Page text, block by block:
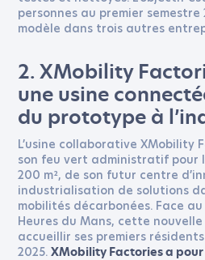
personnes au premier
modèle dans trois autres
2. XMobility
une usine
du prototype à
L’usine collaborative XMobility
son feu vert administratif pour
200 m², de son futur centre
industrialisation de solutions
mobilités décarbonées. Face
Heures du Mans, cette
accueillir ses premiers
2025. XMobility Factories a